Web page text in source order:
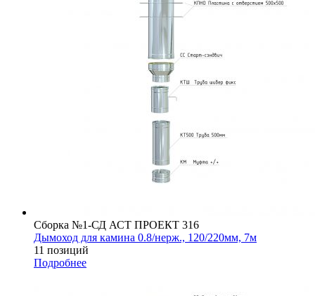
Сборка №1-СД АСТ ПРОЕКТ 316
Дымоход для камина 0.8/нерж., 120/220мм, 7м
11 позиций
Подробнее